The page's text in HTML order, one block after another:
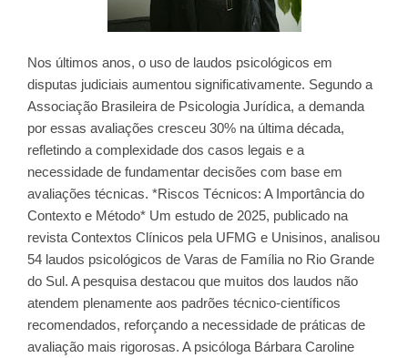
Nos últimos anos, o uso de laudos psicológicos em
disputas judiciais aumentou significativamente. Segundo a
Associação Brasileira de Psicologia Jurídica, a demanda
por essas avaliações cresceu 30% na última década,
refletindo a complexidade dos casos legais e a
necessidade de fundamentar decisões com base em
avaliações técnicas. *Riscos Técnicos: A Importância do
Contexto e Método* Um estudo de 2025, publicado na
revista Contextos Clínicos pela UFMG e Unisinos, analisou
54 laudos psicológicos de Varas de Família no Rio Grande
do Sul. A pesquisa destacou que muitos dos laudos não
atendem plenamente aos padrões técnico-científicos
recomendados, reforçando a necessidade de práticas de
avaliação mais rigorosas. A psicóloga Bárbara Caroline